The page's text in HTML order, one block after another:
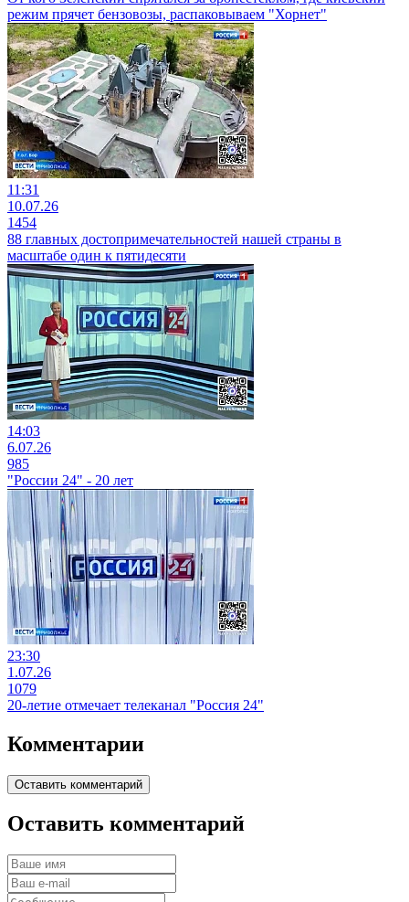
режим прячет бензовозы, распаковываем "Хорнет"
11:31
10.07.26
1454
88 главных достопримечательностей нашей страны в
масштабе один к пятидесяти
14:03
6.07.26
985
"России 24" - 20 лет
23:30
1.07.26
1079
20-летие отмечает телеканал "Россия 24"
Комментарии
Оставить комментарий
Оставить комментарий